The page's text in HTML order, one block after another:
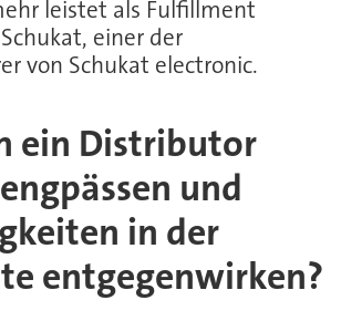
leistet als Fulfillment
einer der
von Schukat electronic.
ein Distributor
und
in der
entgegenwirken?